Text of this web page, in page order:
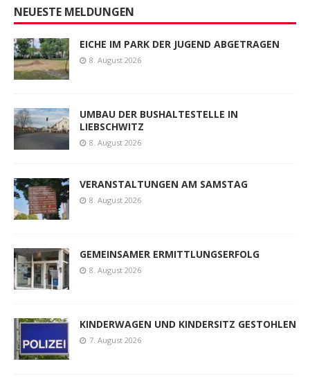
NEUESTE MELDUNGEN
EICHE IM PARK DER JUGEND ABGETRAGEN
8. August 2026
UMBAU DER BUSHALTESTELLE IN
LIEBSCHWITZ
8. August 2026
VERANSTALTUNGEN AM SAMSTAG
8. August 2026
GEMEINSAMER ERMITTLUNGSERFOLG
8. August 2026
KINDERWAGEN UND KINDERSITZ GESTOHLEN
7. August 2026